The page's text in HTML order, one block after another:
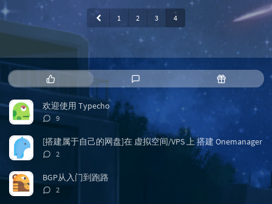
1 2 3 4
热
门
文
章
新
论
随
机
文
欢迎使用 Typecho
评
数：
9
[搭建属于自己的网盘]在 虚拟空间/VPS 上 搭建 Onemanager
评
数：
2
BGP从入门到跑路
评
2